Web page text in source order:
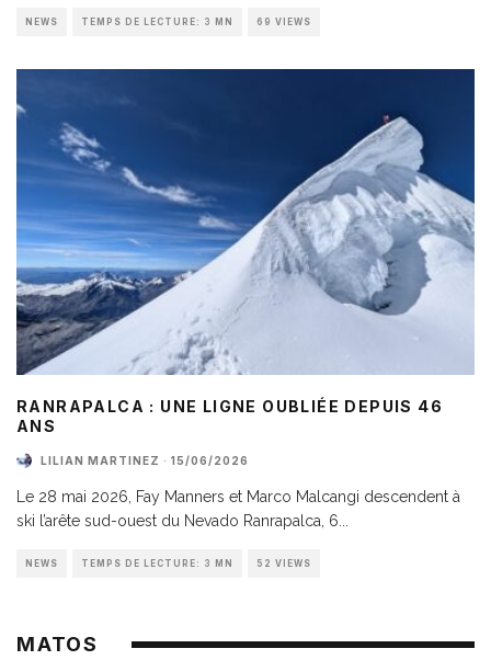
NEWS TEMPS DE LECTURE: 3 MN 69 VIEWS
RANRAPALCA : UNE LIGNE OUBLIÉE DEPUIS 46
ANS
LILIAN MARTINEZ · 15/06/2026
Le 28 mai 2026, Fay Manners et Marco Malcangi descendent à
ski l’arête sud-ouest du Nevado Ranrapalca, 6
NEWS TEMPS DE LECTURE: 3 MN 52 VIEWS
MATOS